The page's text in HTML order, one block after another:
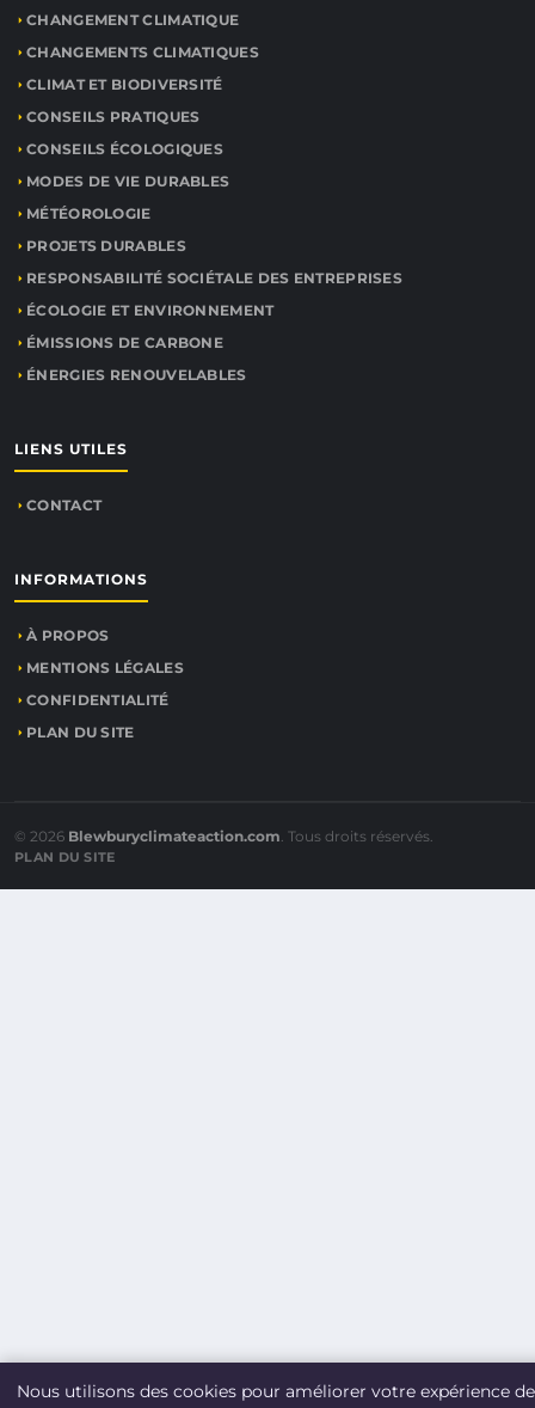
CHANGEMENT CLIMATIQUE
CHANGEMENTS CLIMATIQUES
CLIMAT ET BIODIVERSITÉ
CONSEILS PRATIQUES
CONSEILS ÉCOLOGIQUES
MODES DE VIE DURABLES
MÉTÉOROLOGIE
PROJETS DURABLES
RESPONSABILITÉ SOCIÉTALE DES ENTREPRISES
ÉCOLOGIE ET ENVIRONNEMENT
ÉMISSIONS DE CARBONE
ÉNERGIES RENOUVELABLES
LIENS UTILES
CONTACT
INFORMATIONS
À PROPOS
MENTIONS LÉGALES
CONFIDENTIALITÉ
PLAN DU SITE
© 2026 Blewburyclimateaction.com. Tous droits réservés.
PLAN DU SITE
Nous utilisons des cookies pour améliorer votre expérience de